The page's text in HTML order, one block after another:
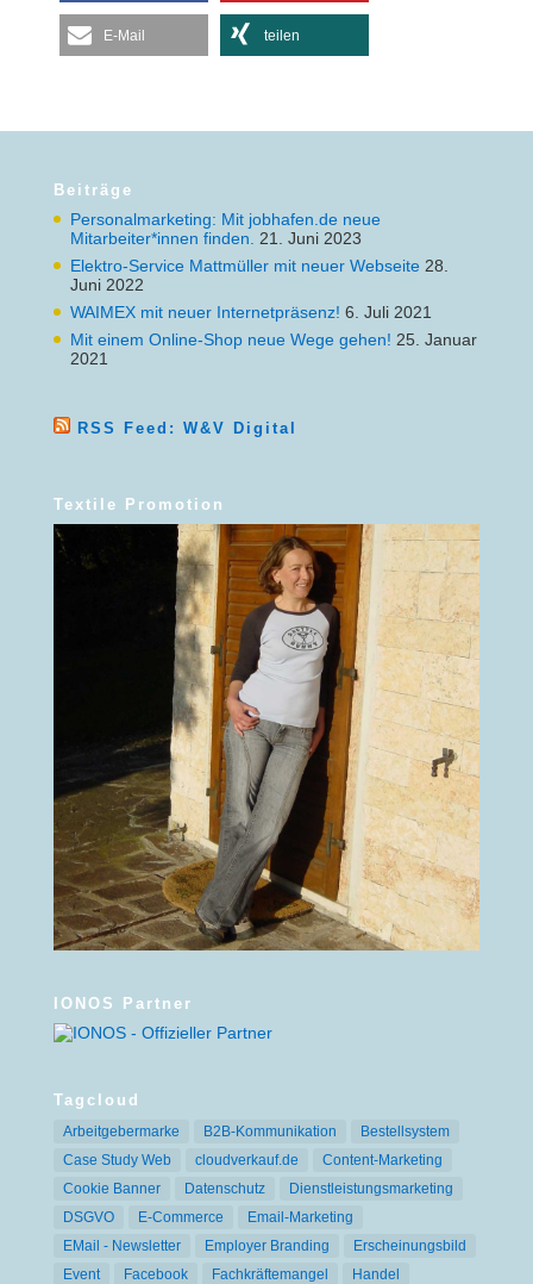
E-Mail teilen
Beiträge
Personalmarketing: Mit jobhafen.de neue
Mitarbeiter*innen finden.
21. Juni 2023
Elektro-Service Mattmüller mit neuer Webseite 28.
Juni 2022
WAIMEX mit neuer Internetpräsenz! 6. Juli 2021
Mit einem Online-Shop neue Wege gehen! 25. Januar
2021
RSS Feed: W&V Digital
Textile Promotion
IONOS Partner
Tagcloud
Arbeitgebermarke B2B-Kommunikation
Bestellsystem
Case Study Web
cloudverkauf.de
Content-Marketing
Cookie Banner
Datenschutz
Dienstleistungsmarketing
DSGVO
E-Commerce
Email-Marketing
EMail - Newsletter
Employer Branding
Erscheinungsbild
Event
Facebook Fachkräftemangel
Handel